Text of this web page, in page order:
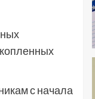
с начала